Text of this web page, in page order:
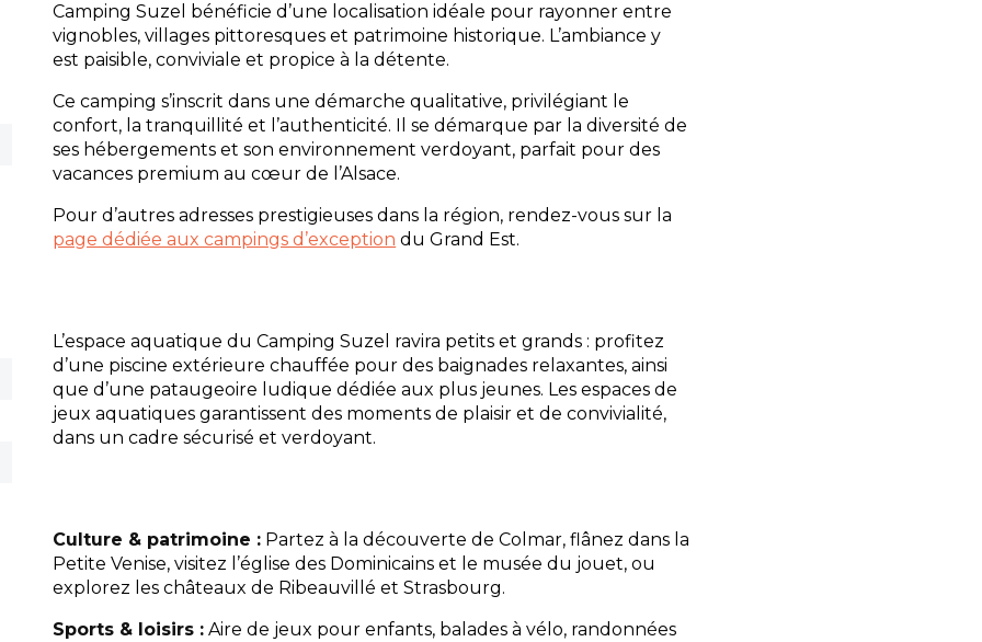
Camping Suzel bénéficie d’une localisation idéale pour rayonner entre
vignobles, villages pittoresques et patrimoine historique. L’ambiance y
est paisible, conviviale et propice à la détente.
Ce camping s’inscrit dans une démarche qualitative, privilégiant le
confort, la tranquillité et l’authenticité. Il se démarque par la diversité de
ses hébergements et son environnement verdoyant, parfait pour des
vacances premium au cœur de l’Alsace.
Pour d’autres adresses prestigieuses dans la région, rendez-vous sur la
page dédiée aux campings d’exception du Grand Est.
L’espace aquatique du Camping Suzel ravira petits et grands : profitez
d’une piscine extérieure chauffée pour des baignades relaxantes, ainsi
que d’une pataugeoire ludique dédiée aux plus jeunes. Les espaces de
jeux aquatiques garantissent des moments de plaisir et de convivialité,
dans un cadre sécurisé et verdoyant.
Culture & patrimoine : Partez à la découverte de Colmar, flânez dans la
Petite Venise, visitez l’église des Dominicains et le musée du jouet, ou
explorez les châteaux de Ribeauvillé et Strasbourg.
Sports & loisirs : Aire de jeux pour enfants, balades à vélo, randonnées